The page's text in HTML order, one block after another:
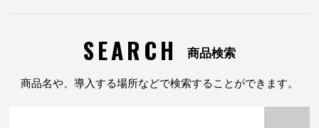
SEARCH 商品検索
商品名や、導入する場所などで検索することができます。